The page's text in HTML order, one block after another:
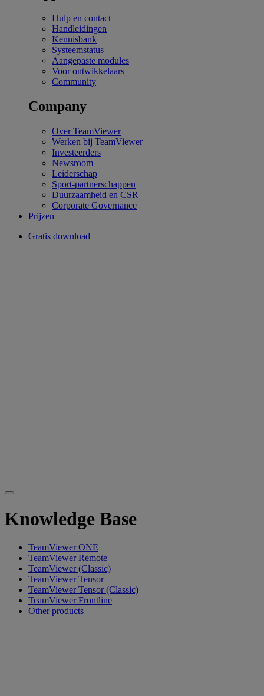
Hulp en contact
Handleidingen
Kennisbank
Systeemstatus
Aangepaste modules
Voor ontwikkelaars
Community
Company
Over TeamViewer
Werken bij TeamViewer
Investeerders
Newsroom
Leiderschap
Sport-partnerschappen
Duurzaamheid en CSR
Corporate Governance
Prijzen
Gratis download
Knowledge Base
TeamViewer ONE
TeamViewer Remote
TeamViewer (Classic)
TeamViewer Tensor
TeamViewer Tensor (Classic)
TeamViewer Frontline
Other products